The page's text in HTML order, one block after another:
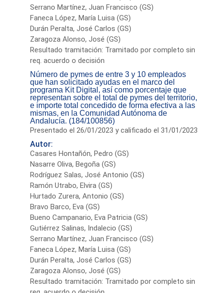
Serrano Martínez, Juan Francisco (GS)
Faneca López, María Luisa (GS)
Durán Peralta, José Carlos (GS)
Zaragoza Alonso, José (GS)
Resultado tramitación: Tramitado por completo sin
req. acuerdo o decisión
Número de pymes de entre 3 y 10 empleados
que han solicitado ayudas en el marco del
programa Kit Digital, así como porcentaje que
representan sobre el total de pymes del territorio,
e importe total concedido de forma efectiva a las
mismas, en la Comunidad Autónoma de
Andalucía. (184/100856)
Presentado el 26/01/2023 y calificado el 31/01/2023
Autor:
Casares Hontañón, Pedro (GS)
Nasarre Oliva, Begoña (GS)
Rodríguez Salas, José Antonio (GS)
Ramón Utrabo, Elvira (GS)
Hurtado Zurera, Antonio (GS)
Bravo Barco, Eva (GS)
Bueno Campanario, Eva Patricia (GS)
Gutiérrez Salinas, Indalecio (GS)
Serrano Martínez, Juan Francisco (GS)
Faneca López, María Luisa (GS)
Durán Peralta, José Carlos (GS)
Zaragoza Alonso, José (GS)
Resultado tramitación: Tramitado por completo sin